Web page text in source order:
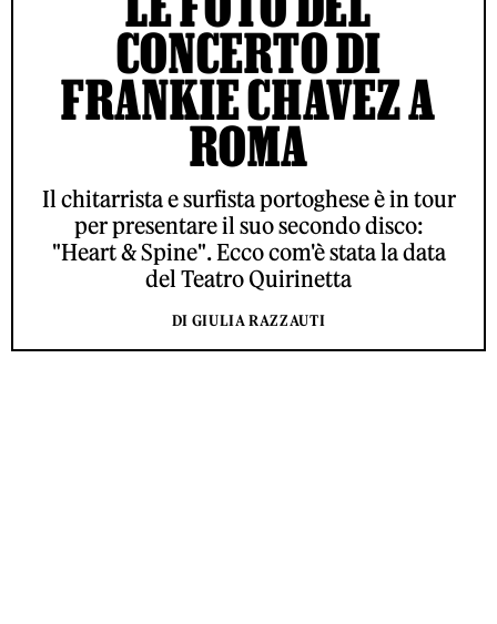
CONCERTO DI
FRANKIE CHAVEZ A
ROMA
Il chitarrista e surfista portoghese è in tour
per presentare il suo secondo disco:
"Heart & Spine". Ecco com'è stata la data
del Teatro Quirinetta
DI GIULIA RAZZAUTI